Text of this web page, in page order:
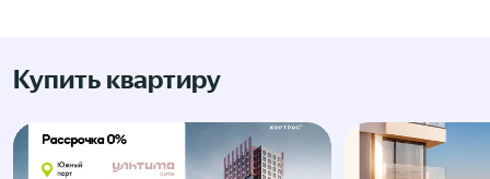
Купить квартиру